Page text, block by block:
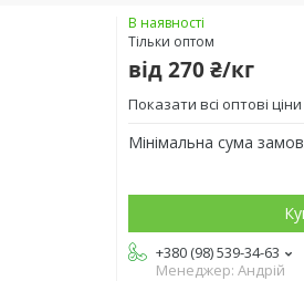
В наявності
Тільки оптом
від270 ₴/кг
Показати всі оптові ціни
Мінімальна сума
+380 (98) 539-34-63
Менеджер: Андрій